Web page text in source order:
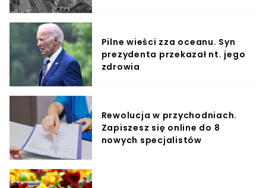
Pilne wieści zza oceanu. Syn
prezydenta przekazał nt. jego
zdrowia
Rewolucja w przychodniach.
Zapiszesz się online do 8
nowych specjalistów